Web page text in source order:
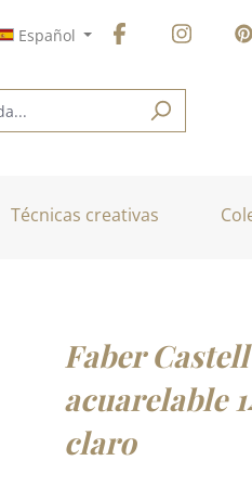
Español
Técnicas creativas
Faber
acuarelable
claro